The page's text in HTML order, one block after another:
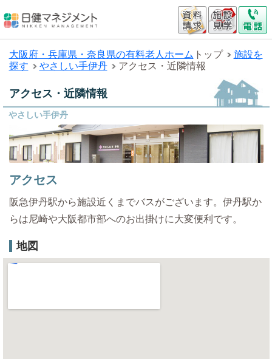
大阪府・兵庫県・奈良県の有料老人ホーム トップ
施設を
探す
やさしい手伊丹 アクセス・近隣情報
やさしい手伊丹
アクセス・近隣情報
アクセス
阪急伊丹駅から施設近くまでバスがございます。伊丹駅か
らは尼崎や大阪都市部へのお出掛けに大変便利です。
地図